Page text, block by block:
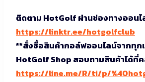
ติดตาม HotGolf ผ่านช่องทางออนไ
https://linktr.ee/hotgolfclub
**สั่งซื้อสินค้ากอล์ฟออนไลน์จากทุก
HotGolf Shop สอบถามสินค้าได้ที่
https://line.me/R/ti/p/